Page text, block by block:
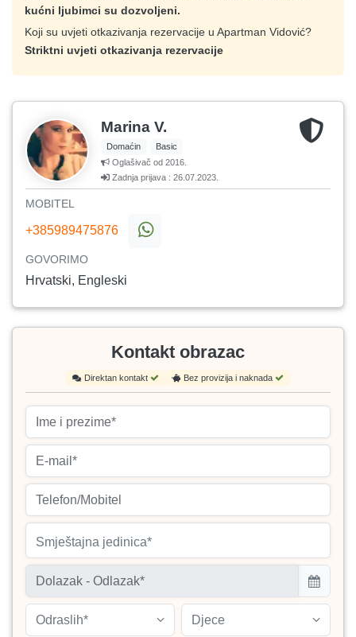
kućni ljubimci su dozvoljeni.
Koji su uvjeti otkazivanja rezervacije u Apartman Vidović?
Striktni uvjeti otkazivanja rezervacije
Marina V.
Domaćin
Basic
Oglašivač od 2016.
Zadnja prijava : 26.07.2023.
MOBITEL
+385989475876
GOVORIMO
Hrvatski, Engleski
Kontakt obrazac
Direktan kontakt Bez provizija i naknada
Smještajna jedinica*
Odraslih* Djece